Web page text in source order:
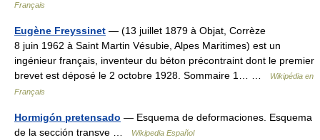
Français
Eugène Freyssinet — (13 juillet 1879 à Objat, Corrèze
8 juin 1962 à Saint Martin Vésubie, Alpes Maritimes) est un
ingénieur français, inventeur du béton précontraint dont le premier
brevet est déposé le 2 octobre 1928. Sommaire 1… …
Wikipédia en
Français
Hormigón pretensado — Esquema de deformaciones. Esquema
de la sección transve …
Wikipedia Español